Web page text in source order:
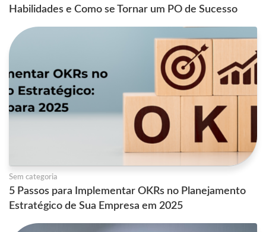
Habilidades e Como se Tornar um PO de Sucesso
Sem categoria
5 Passos para Implementar OKRs no Planejamento
Estratégico de Sua Empresa em 2025